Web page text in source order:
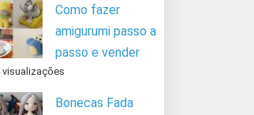
Como fazer
amigurumi passo a
passo e vender
visualizações
Bonecas Fada